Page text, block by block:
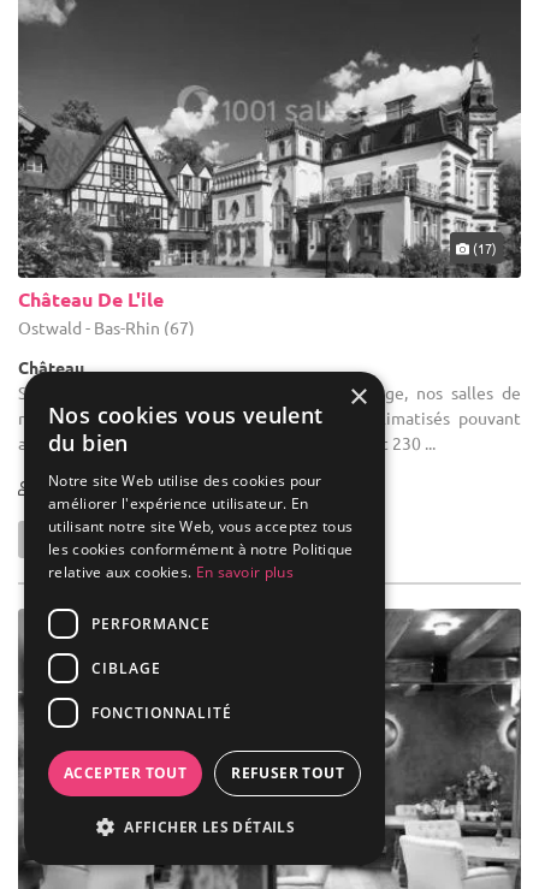
(17)
Château De L'ile
Ostwald - Bas-Rhin (67)
Château
Salle des fêtes : Mariage intime ou de prestige, nos salles de
réception répondent à vos attentes. Salons climatisés pouvant
accueillir de 15 à 300 convives (pour l'apéritif) et 230 ...
15-300 314 max
×
Nos cookies vous veulent
du bien
Notre site Web utilise des cookies pour
améliorer l'expérience utilisateur. En
utilisant notre site Web, vous acceptez tous
les cookies conformément à notre Politique
relative aux cookies. En savoir plus
PERFORMANCE
CIBLAGE
FONCTIONNALITÉ
ACCEPTER TOUT REFUSER TOUT
AFFICHER LES DÉTAILS